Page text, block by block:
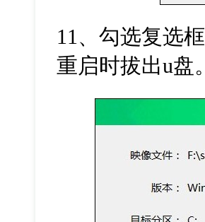
11 、勾选复选框
重启时拔出u盘。